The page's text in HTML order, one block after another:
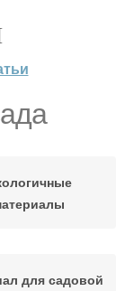
для садовой